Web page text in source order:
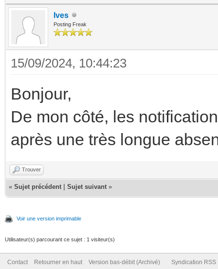
Ives
Posting Freak
15/09/2024, 10:44:23
Bonjour,
De mon côté, les
après une très longue
Trouver
« Sujet précédent Sujet suivant »
Voir une version imprimable
Utilisateur(s) parcourant ce sujet : 1 visiteur(s)
Contact Retourner en haut Version bas-débit (Archivé) Syndication RSS